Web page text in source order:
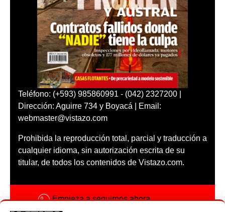
Teléfono: (+593) 985860991 - (042) 2327200 |
Dirección: Aguirre 734 y Boyacá | Email:
webmaster@vistazo.com
Prohibida la reproducción total, parcial y traducción a
cualquier idioma, sin autorización escrita de su
titular, de todos los contenidos de Vistazo.com.
Empieza a seguirnos ahora